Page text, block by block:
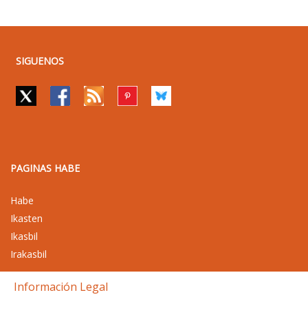
SIGUENOS
PAGINAS HABE
Habe
Ikasten
Ikasbil
Irakasbil
Información Legal